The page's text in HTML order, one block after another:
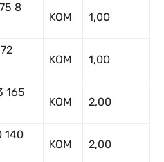
8
KOM 1,00
KOM 1,00
165
KOM 2,00
140
KOM 2,00